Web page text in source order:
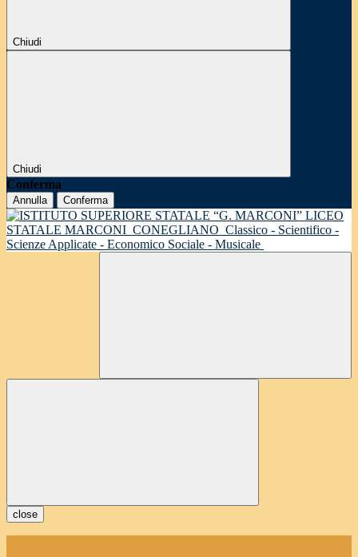
Chiudi
Chiudi
Conferma
Annulla Conferma
LICEO
STATALE MARCONI CONEGLIANO Classico - Scientifico -
Scienze Applicate - Economico Sociale - Musicale
close